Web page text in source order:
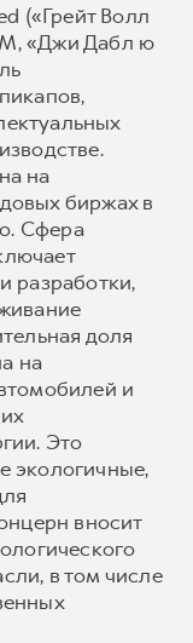
(«Грейт Волл
«Джи Дабл ю
на
биржах в
Сфера
разработки,
доля
на
и
Это
экологичные,
вносит
в том числе